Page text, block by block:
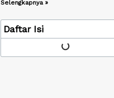
Selengkapnya »
Daftar Isi